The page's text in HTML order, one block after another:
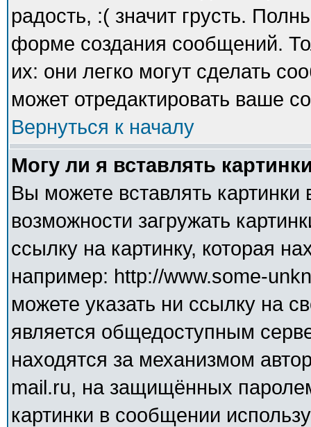
радость, :( значит грусть.
форме создания сообщений.
их: они легко могут сделать
может отредактировать ваше
Вернуться к началу
Могу ли я вставлять
Вы можете вставлять
возможности загружать
ссылку на картинку, которая
например: http://www.some-
можете указать ни ссылку на
является общедоступным
находятся за механизмом
mail.ru, на защищённых
картинки в сообщении